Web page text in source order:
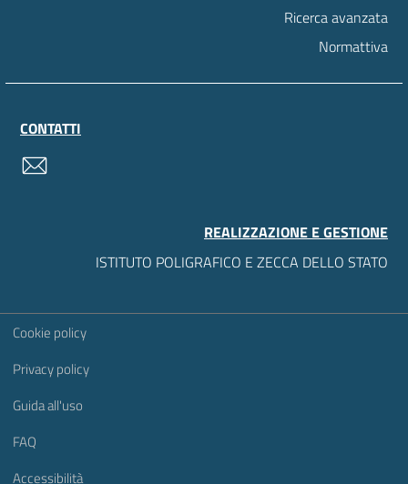
Ricerca avanzata
Normattiva
CONTATTI
REALIZZAZIONE E GESTIONE
ISTITUTO POLIGRAFICO E ZECCA DELLO STATO
Sezione Link Utili
Cookie policy
Privacy policy
Guida all'uso
FAQ
Accessibilità